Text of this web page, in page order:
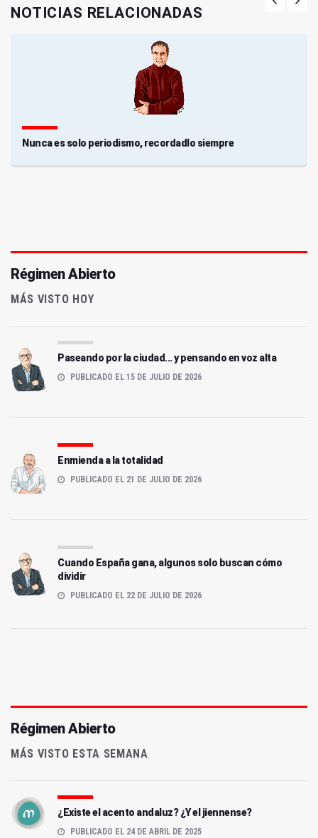
NOTICIAS RELACIONADAS
Nunca es solo periodismo, recordadlo siempre
Régimen Abierto
MÁS VISTO HOY
Paseando por la ciudad... y pensando en voz alta
PUBLICADO EL 15 DE JULIO DE 2026
Enmienda a la totalidad
PUBLICADO EL 21 DE JULIO DE 2026
Cuando España gana, algunos solo buscan cómo
dividir
PUBLICADO EL 22 DE JULIO DE 2026
Régimen Abierto
MÁS VISTO ESTA SEMANA
¿Existe el acento andaluz? ¿Y el jiennense?
PUBLICADO EL 24 DE ABRIL DE 2025